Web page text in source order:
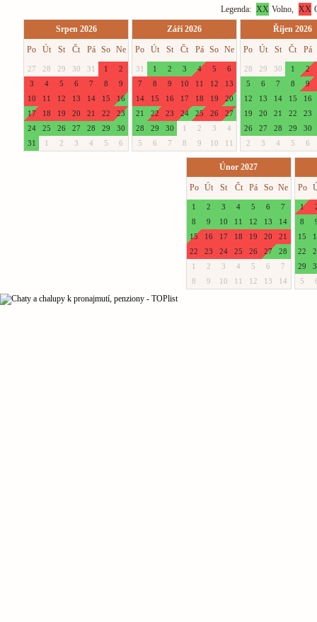
Legenda: XX Volno, XX
Srpen 2026
Po Út St Čt Pá So Ne
27 28 29 30 31 1
2
3
4 5 6 7 8
9
10
11 12 13 14 15
16
17
18 19 20 21 22
23
24
25 26 27 28 29
30
31
1 2 3 4 5 6
Září 2026
Po Út St Čt Pá So Ne
31 1 2 3 4 5
6
7
8 9 10 11 12
13
14
15 16 17 18 19
20
21
22 23 24 25 26
27
28
29 30 1 2 3
4
5
6 7 8 9 10 11
Říjen 2026
Po Út St Čt Pá
28 29 30 1
2
5
6 7 8
9
12
13 14 15
16
19
20 21 22
23
26
27 28 29
30
2
3 4 5 6
Únor 2027
Po Út St Čt Pá So Ne
1 2 3 4 5 6
7
8
9 10 11 12 13
14
15
16 17 18 19 20
21
22
23 24 25 26 27
28
1
2 3 4 5 6
7
8
9 10 11 12 13 14
Po
1
8
15
22
29
5